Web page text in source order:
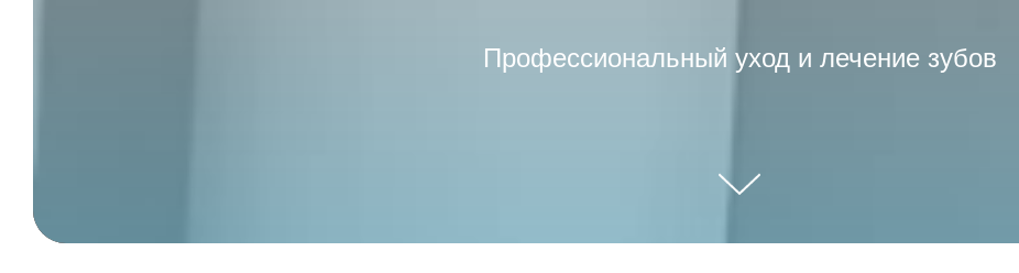
Профессиональный уход и лечение зубов